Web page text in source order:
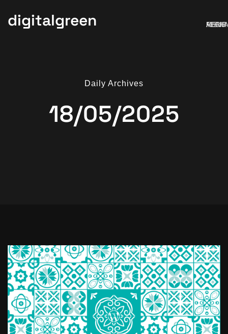
digitalgreen MENU
ABRIR
Daily Archives
18/05/2025